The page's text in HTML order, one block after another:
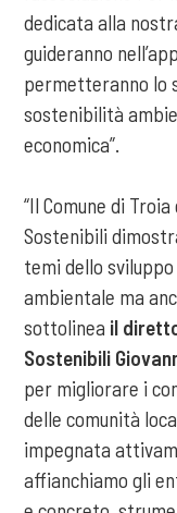
dedicata alla
guideranno
permetteranno lo
sostenibilità
economica”.
“Il Comune di
Sostenibili
temi dello
ambientale ma
sottolinea il
Sostenibili
per migliorare i
delle comunità
impegnata
affianchiamo gli